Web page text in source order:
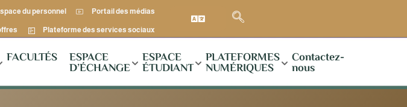
du personnel Portail des médias
Plateforme des services sociaux
FACULTÉS ESPACE
D’ÉCHANGE
ESPACE
ÉTUDIANT
PLATEFORMES
NUMÉRIQUES
Contactez-
nous